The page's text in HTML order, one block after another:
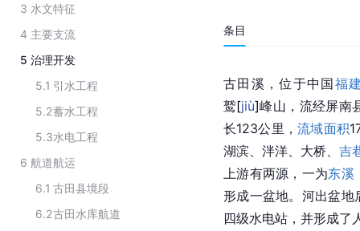
3 水文特征
4 主要支流
5 治理开发
5.1 引水工程
5.2蓄水工程
5.3水电工程
6 航道航运
6.1 古田县境段
6.2古田水库航道
条目
古田溪，位于中国福
鹫[jiù]峰山，流经屏南
长123公里，流域面积
湖滨、泮洋、大桥、 吉
上游有两源，一为东溪
形成一盆地。河出盆地
四级水电站，并形成了